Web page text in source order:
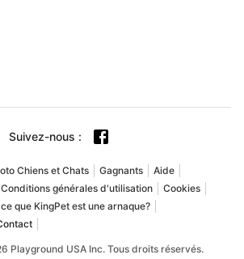
Suivez-nous :
Chiens et Chats Gagnants
Aide
Conditions générales d'utilisation
Cookies
que KingPet est une arnaque?
Playground USA Inc. Tous droits réservés.